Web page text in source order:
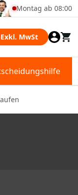
Momenteel zijn wij
Montag ab 08:00
Exkl. MwSt